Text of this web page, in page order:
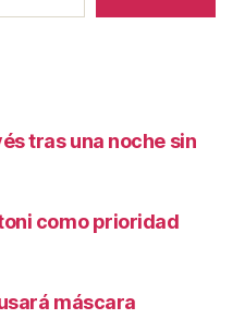
tras una noche sin
como prioridad
máscara